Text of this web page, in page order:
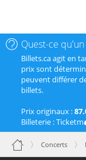
Quest-ce
Billets.ca agit en
prix sont
peuvent différer
billets.
Prix originaux :
Billeterie :
Concerts